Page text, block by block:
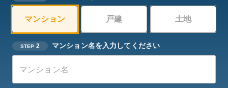
マンション 戸建 土地
STEP 2 マンション名を入力してください